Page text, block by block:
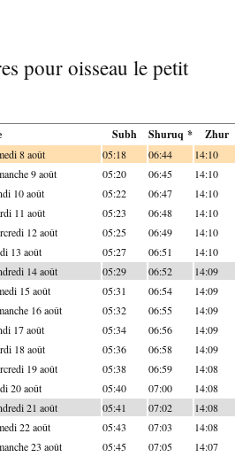
pour oisseau le petit
Subh Shuruq * Zhur
8 août 05:18 06:44 14:10
9 août 05:20 06:45 14:10
10 août 05:22 06:47 14:10
11 août 05:23 06:48 14:10
12 août 05:25 06:49 14:10
13 août 05:27 06:51 14:10
14 août 05:29 06:52 14:09
15 août 05:31 06:54 14:09
16 août 05:32 06:55 14:09
17 août 05:34 06:56 14:09
18 août 05:36 06:58 14:09
19 août 05:38 06:59 14:08
20 août 05:40 07:00 14:08
21 août 05:41 07:02 14:08
22 août 05:43 07:03 14:08
23 août 05:45 07:05 14:07